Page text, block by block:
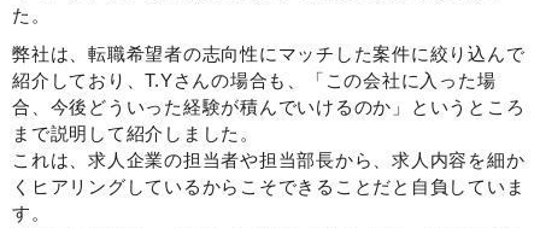
た。
弊社は、転職希望者の志向性にマッチした案件に絞り込んで
紹介しており、T.Yさんの場合も、「この会社に入った場
合、今後どういった経験が積んでいけるのか」というところ
まで説明して紹介しました。
これは、求人企業の担当者や担当部長から、求人内容を細か
くヒアリングしているからこそできることだと自負していま
す。